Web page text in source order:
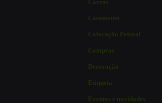
Carros
Casamento
Coloração Pessoal
Compras
Decoração
Etiqueta
Eventos e novidades